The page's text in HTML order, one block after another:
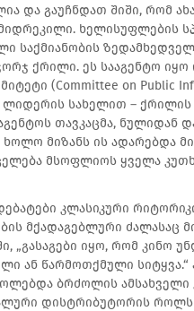
და გაუჩნდათ შიში, რომ
ხელისუფლების
საქმიანობის
ქრილი. ეს სააგენტო
(Committee on Public
ლიდერის სახელით –
თავკაცმა, ნულიდან
ხოლო მიზანს ის ადარებდა
მსოფლიოს ყველა
კლასიკური
მქადაგებლური ძალასაც
„გასაგები იყო, რომ კინო
ან წარმოთქმული სიტყვა.“
ბრძოლის
დისტრიბუტორის როლს